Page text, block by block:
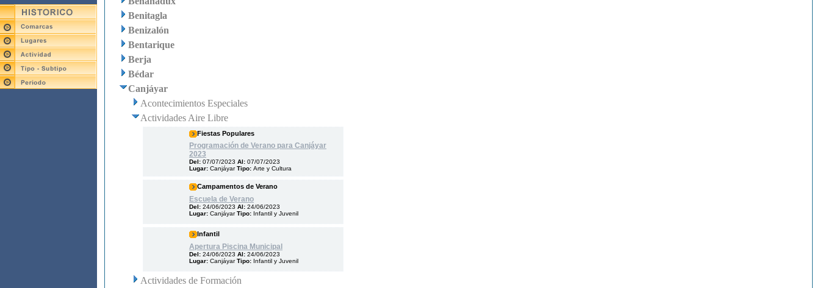
Benitagla
Benizalón
Bentarique
Berja
Bédar
Canjáyar
Acontecimientos Especiales
Actividades Aire Libre
Fiestas Populares
Programación de Verano para Canjáyar
2023
Del: 07/07/2023 Al: 07/07/2023
Lugar: CanjáyarTipo: Arte y Cultura
Campamentos de Verano
Escuela de Verano
Del: 24/06/2023 Al: 24/06/2023
Lugar: CanjáyarTipo: Infantil y Juvenil
Infantil
Apertura Piscina Municipal
Del: 24/06/2023 Al: 24/06/2023
Lugar: CanjáyarTipo: Infantil y Juvenil
Actividades de Formación